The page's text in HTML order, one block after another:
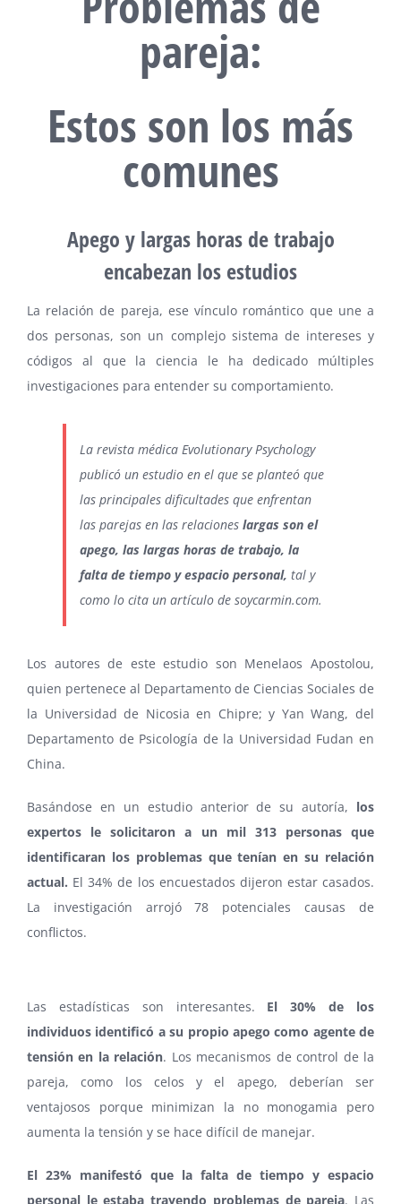
pareja:
Estos son los más
comunes
Apego y largas horas de trabajo
encabezan los estudios
La relación de pareja, ese vínculo romántico que une a
dos personas, son un complejo sistema de intereses y
códigos al que la ciencia le ha dedicado múltiples
investigaciones para entender su comportamiento.
La revista médica Evolutionary Psychology
publicó un estudio en el que se planteó que
las principales dificultades que enfrentan
las parejas en las relaciones largas son el
apego, las largas horas de trabajo, la
falta de tiempo y espacio personal, tal y
como lo cita un artículo de soycarmin.com.
Los autores de este estudio son Menelaos Apostolou,
quien pertenece al Departamento de Ciencias Sociales de
la Universidad de Nicosia en Chipre; y Yan Wang, del
Departamento de Psicología de la Universidad Fudan en
China.
Basándose en un estudio anterior de su autoría, los
expertos le solicitaron a un mil 313 personas que
identificaran los problemas que tenían en su relación
actual. El 34% de los encuestados dijeron estar casados.
La investigación arrojó 78 potenciales causas de
conflictos.
Las estadísticas son interesantes. El 30% de los
individuos identificó a su propio apego como agente de
tensión en la relación. Los mecanismos de control de la
pareja, como los celos y el apego, deberían ser
ventajosos porque minimizan la no monogamia pero
aumenta la tensión y se hace difícil de manejar.
El 23% manifestó que la falta de tiempo y espacio
personal le estaba trayendo problemas de pareja. Las